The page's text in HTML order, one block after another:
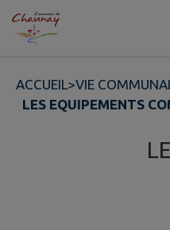
Contenu
ACCUEIL>VIE
LES EQUIPEMENTS